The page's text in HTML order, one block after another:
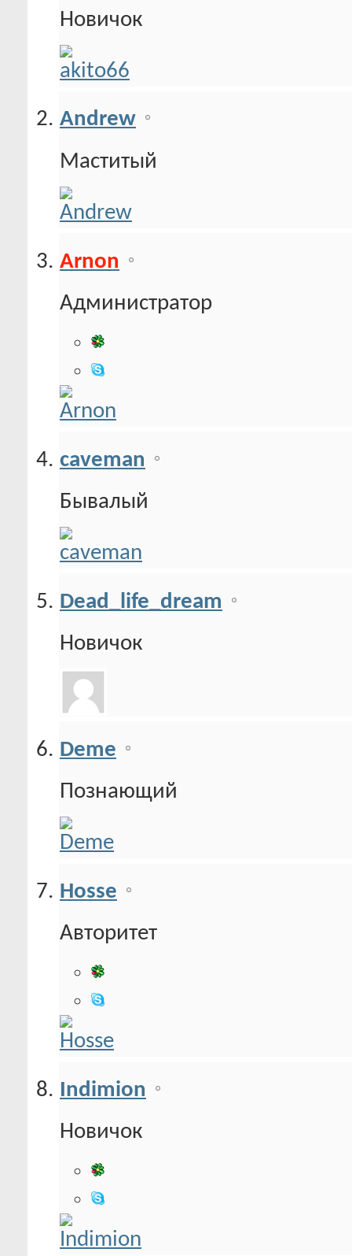
Новичок
Andrew
Маститый
Arnon
Администратор
caveman
Бывалый
Dead_life_dream
Новичок
Deme
Познающий
Hosse
Авторитет
Indimion
Новичок